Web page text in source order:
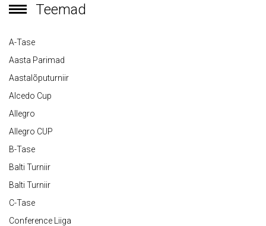
Teemad
A-Tase
Aasta Parimad
Aastalõputurniir
Alcedo Cup
Allegro
Allegro CUP
B-Tase
Balti Turniir
Balti Turniir
C-Tase
Conference Liiga